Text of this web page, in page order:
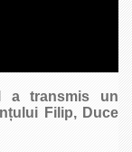
a transmis un
Filip, Duce